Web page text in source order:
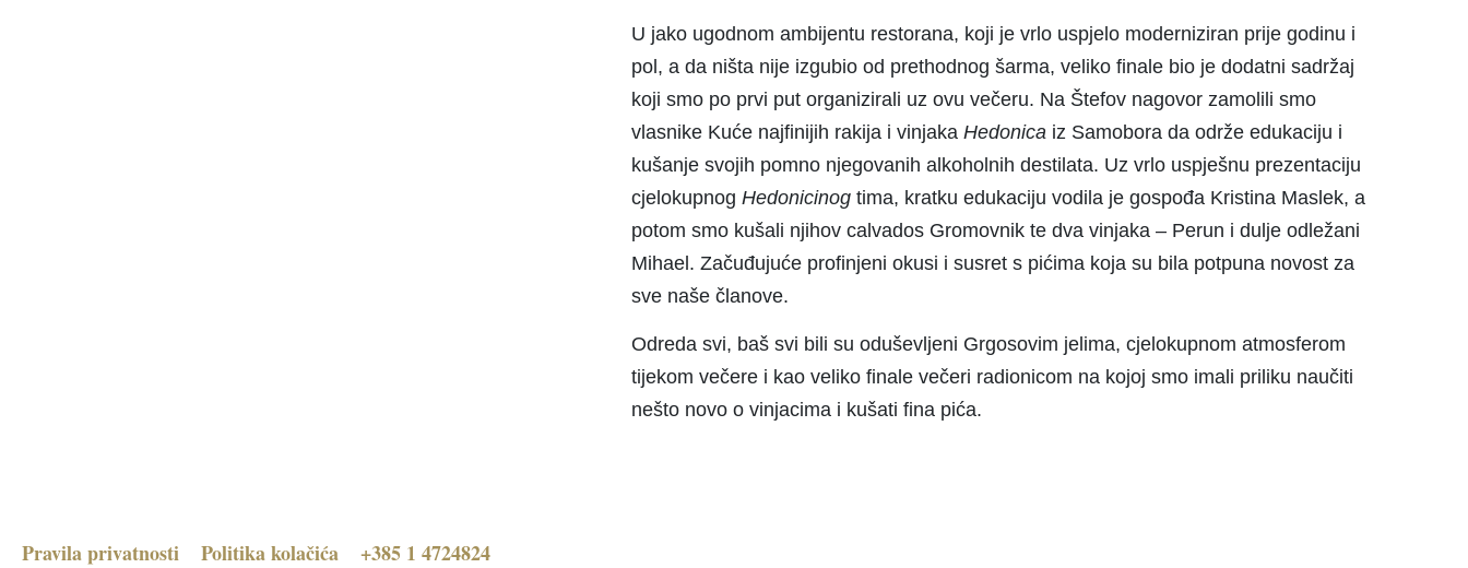
U jako ugodnom ambijentu restorana, koji je vrlo uspjelo moderniziran prije godinu i
pol, a da ništa nije izgubio od prethodnog šarma, veliko finale bio je dodatni sadržaj
koji smo po prvi put organizirali uz ovu večeru. Na Štefov nagovor zamolili smo
vlasnike Kuće najfinijih rakija i vinjaka Hedonica iz Samobora da održe edukaciju i
kušanje svojih pomno njegovanih alkoholnih destilata. Uz vrlo uspješnu prezentaciju
cjelokupnog Hedonicinog tima, kratku edukaciju vodila je gospođa Kristina Maslek, a
potom smo kušali njihov calvados Gromovnik te dva vinjaka – Perun i dulje odležani
Mihael. Začuđujuće profinjeni okusi i susret s pićima koja su bila potpuna novost za
sve naše članove.
Odreda svi, baš svi bili su oduševljeni Grgosovim jelima, cjelokupnom atmosferom
tijekom večere i kao veliko finale večeri radionicom na kojoj smo imali priliku naučiti
nešto novo o vinjacima i kušati fina pića.
Pravila privatnosti Politika kolačića
+385 1 4724824